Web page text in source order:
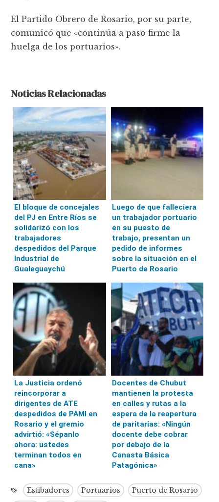
El Partido Obrero de Rosario, por su parte,
comunicó que «continúa a paso firme la
huelga de los portuarios».
Noticias Relacionadas
El bloque de concejales
del PJ en Entre Ríos se
solidarizó con los
trabajadores
despedidos del Parque
Industrial de
Gualeguaychú
Luego de que falleciera
un trabajador portuario
en su puesto de
trabajo, presentan un
pedido de informes
sobre la situación en el
Puerto de Rosario
La Justicia ordenó
reincorporar a
dirigentes de ATE
despedidos de PAMI en
Rosario y el gremio
advirtió: «Sépanlo
ahora: ustedes
terminan todos en
cana»
Docentes de Chubut
mantienen la protesta
en calles y rutas a la
espera de la reapertura
de paritarias: «Ningún
docente debe cobrar
por debajo de la
Canasta Básica
Patagónica»
Estibadores Portuarios
Puerto de Rosario